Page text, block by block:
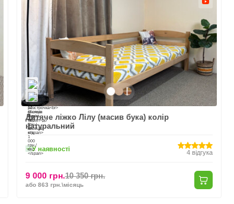
Дитяче ліжко Лілу (масив бука) колір
натуральний
У наявності 4 відгука
10 350 грн.
9 000 грн.
або 863 грн.\місяць